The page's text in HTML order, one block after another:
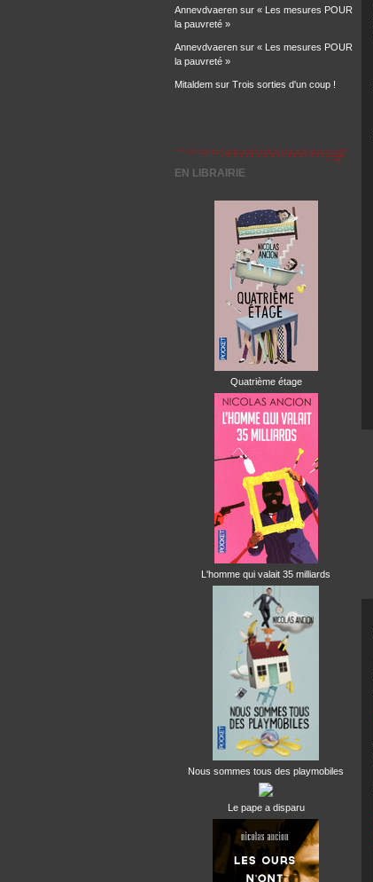
Annevdvaeren sur « Les mesures POUR
la pauvreté »
Annevdvaeren sur « Les mesures POUR
la pauvreté »
Mitaldem sur Trois sorties d'un coup !
EN LIBRAIRIE
Quatrième étage
L'homme qui valait 35 milliards
Nous sommes tous des playmobiles
Le pape a disparu